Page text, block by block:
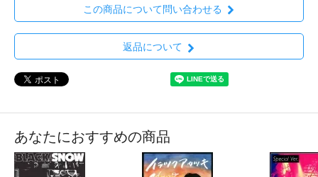
この商品について問い合わせる
返品について
あなたにおすすめの商品